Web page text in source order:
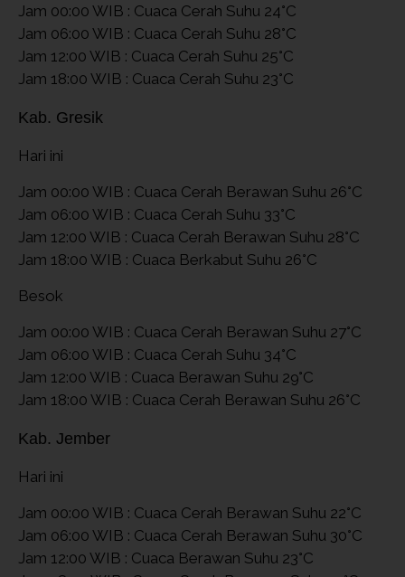
Jam 00:00 WIB : Cuaca Cerah Suhu 24°C
Jam 06:00 WIB : Cuaca Cerah Suhu 28°C
Jam 12:00 WIB : Cuaca Cerah Suhu 25°C
Jam 18:00 WIB : Cuaca Cerah Suhu 23°C
Kab. Gresik
Hari ini
Jam 00:00 WIB : Cuaca Cerah Berawan Suhu 26°C
Jam 06:00 WIB : Cuaca Cerah Suhu 33°C
Jam 12:00 WIB : Cuaca Cerah Berawan Suhu 28°C
Jam 18:00 WIB : Cuaca Berkabut Suhu 26°C
Besok
Jam 00:00 WIB : Cuaca Cerah Berawan Suhu 27°C
Jam 06:00 WIB : Cuaca Cerah Suhu 34°C
Jam 12:00 WIB : Cuaca Berawan Suhu 29°C
Jam 18:00 WIB : Cuaca Cerah Berawan Suhu 26°C
Kab. Jember
Hari ini
Jam 00:00 WIB : Cuaca Cerah Berawan Suhu 22°C
Jam 06:00 WIB : Cuaca Cerah Berawan Suhu 30°C
Jam 12:00 WIB : Cuaca Berawan Suhu 23°C